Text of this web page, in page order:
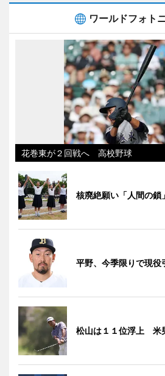
ワールドフォト
花巻東が２回戦へ 高校野球
核廃絶願い「人間の
平野、今季限りで現
松山は１１位浮上 米